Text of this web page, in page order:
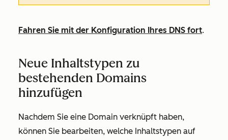
Fahren Sie mit der Konfiguration Ihres DNS fort.
Neue Inhaltstypen zu
bestehenden Domains
hinzufügen
Nachdem Sie eine Domain verknüpft haben,
können Sie bearbeiten, welche Inhaltstypen auf